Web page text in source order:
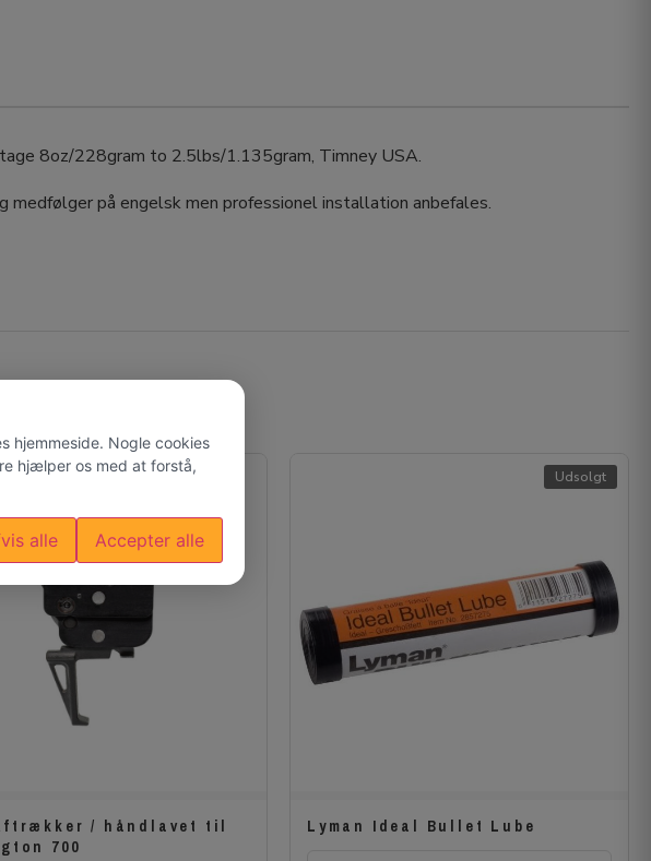
8oz/228gram to 2.5lbs/1.135gram, Timney USA.
på engelsk men professionel installation anbefales.
/ håndlavet til
700
Udsolgt
Lyman Ideal Bullet Lube
hjemmeside. Nogle cookies
hjælper os med at forstå,
alle Accepter alle